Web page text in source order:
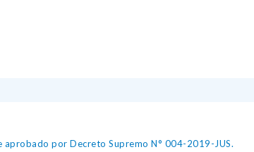
por Decreto Supremo N° 004-2019-JUS.